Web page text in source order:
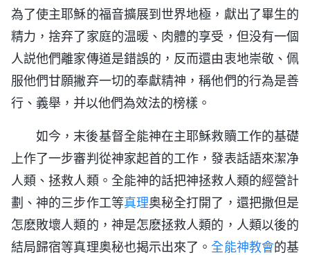
為了使主耶穌的福音擴展到世界地極，獻出了畢生的
精力，捨弃了家庭的温暖、肉體的享受，但没有一個
人説他們離家傳道是錯誤的，反而還由衷地崇敬、佩
服他們甘願撇弃一切的奉獻精神，稱他們的行為是善
行、義舉，并以他們為效法的榜樣。
如今，末後基督全能神在主耶穌救贖工作的基礎
上作了一步審判從神家起首的工作，發表話語來潔净
人類、拯救人類。全能神的話把神拯救人類的經營計
劃、神的三步作工等真理奥秘全打開了，還把撒但是
怎麽敗壞人類的，神是怎麽拯救人類的，人類以後的
結局歸宿等真理奥秘也揭示出來了。全能神教會的基